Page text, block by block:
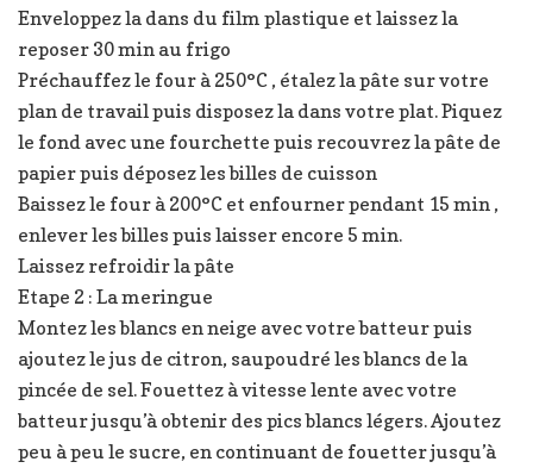
Enveloppez la dans du film plastique et laissez la
reposer 30 min au frigo
Préchauffez le four à 250°C , étalez la pâte sur votre
plan de travail puis disposez la dans votre plat. Piquez
le fond avec une fourchette puis recouvrez la pâte de
papier puis déposez les billes de cuisson
Baissez le four à 200°C et enfourner pendant 15 min ,
enlever les billes puis laisser encore 5 min.
Laissez refroidir la pâte
Etape 2 : La meringue
Montez les blancs en neige avec votre batteur puis
ajoutez le jus de citron, saupoudré les blancs de la
pincée de sel. Fouettez à vitesse lente avec votre
batteur jusqu’à obtenir des pics blancs légers. Ajoutez
peu à peu le sucre, en continuant de fouetter jusqu’à